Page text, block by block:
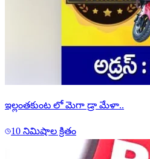
ఇల్లంతకుంట లో మెగా డ్రా మేళా..
10 నిమిషాల క్రితం